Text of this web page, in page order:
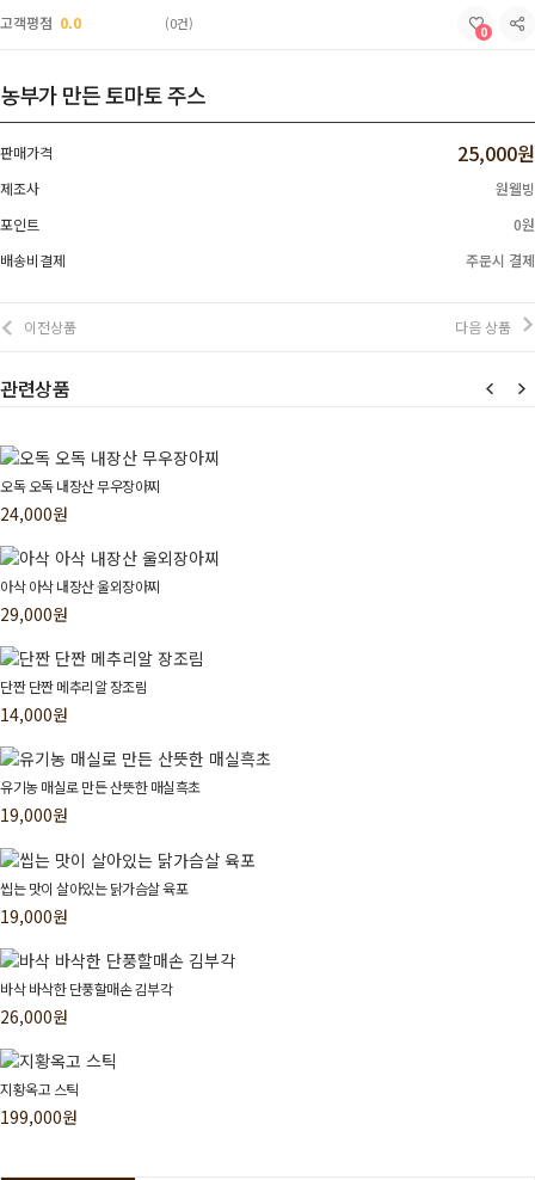
고객평점 0.0 (0건) 0
농부가 만든 토마토 주스
판매가격 25,000원
제조사
원웰빙
포인트
0원
배송비결제
주문시 결제
이전상품 다음 상품
관련상품
오독 오독 내장산 무우장아찌
24,000원
아삭 아삭 내장산 울외장아찌
29,000원
단짠 단짠 메추리알 장조림
14,000원
유기농 매실로 만든 산뜻한 매실흑초
19,000원
씹는 맛이 살아있는 닭가슴살 육포
19,000원
바삭 바삭한 단풍할매손 김부각
26,000원
지황옥고 스틱
199,000원